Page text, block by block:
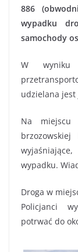
886
wypadku
samochody
W wyniku
udzielana jest
Na miejscu
wypadku.
Droga w
Policjanci
potrwać do